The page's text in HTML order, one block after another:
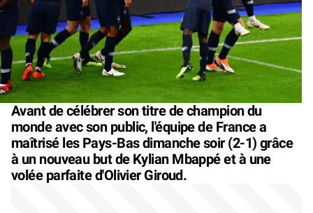
Avant de célébrer son titre de champion du
monde avec son public, l'équipe de France a
maîtrisé les Pays-Bas dimanche soir (2-1) grâce
à un nouveau but de Kylian Mbappé et à une
volée parfaite d'Olivier Giroud.